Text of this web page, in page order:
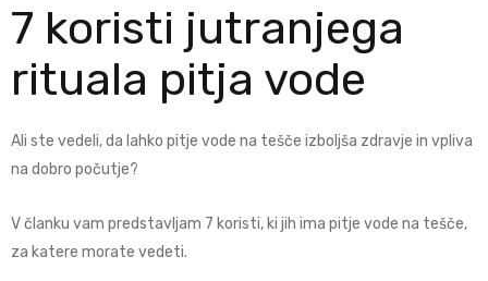
7 koristi jutranjega
rituala pitja vode
Ali ste vedeli, da lahko pitje vode na tešče izboljša zdravje in vpliva
na dobro počutje?
V članku vam predstavljam 7 koristi, ki jih ima pitje vode na tešče,
za katere morate vedeti.